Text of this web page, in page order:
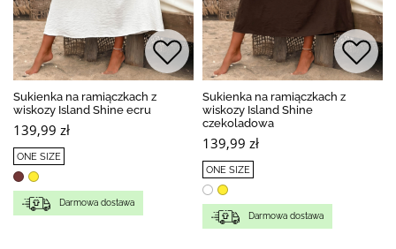
Sukienka na ramiączkach z
wiskozy Island Shine ecru
139,99 zł
ONE SIZE
Darmowa dostawa
Sukienka na ramiączkach z
wiskozy Island Shine
czekoladowa
139,99 zł
ONE SIZE
Darmowa dostawa